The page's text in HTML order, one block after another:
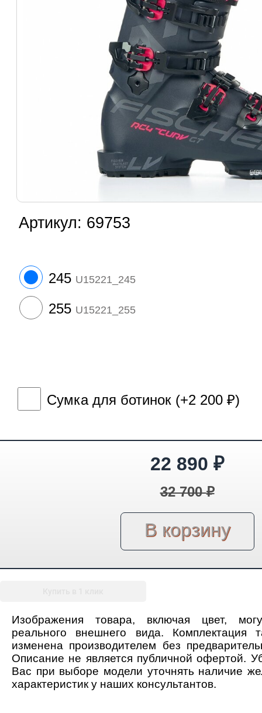
Артикул: 69753
245 U15221_245
255 U15221_255
Сумка для ботинок (+2 200 ₽)
22 890 ₽
32 700₽
Изображения товара, включая цвет,
реального внешнего вида. Комплектация
изменена производителем без
Описание не является публичной офертой.
Вас при выборе модели уточнять наличие
характеристик у наших консультантов.